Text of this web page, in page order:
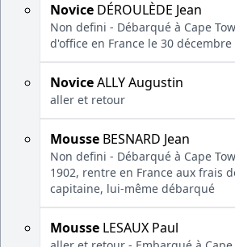
Novice DÉROULÈDE Jean
Non defini - Débarqué à Cape
d'office en France le 30 décembre
NoviceALLY Augustin
aller et retour
Mousse BESNARD Jean
Non defini - Débarqué à Cape
1902, rentre en France aux frais
capitaine, lui-même débarqué
Mousse LESAUX Paul